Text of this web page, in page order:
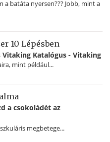
a batáta nyersen??? Jobb, mint a
10 Lépésben
Katalógus - Vitaking
mint például...
a csokoládét az
megbetege...